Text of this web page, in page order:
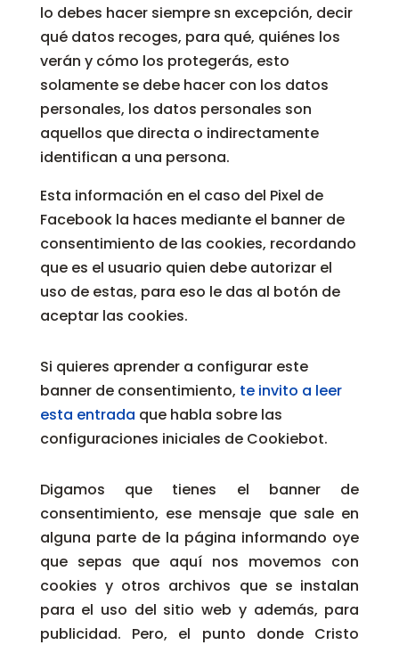
lo debes hacer siempre sn excepción, decir
qué datos recoges, para qué, quiénes los
verán y cómo los protegerás, esto
solamente se debe hacer con los datos
personales, los datos personales son
aquellos que directa o indirectamente
identifican a una persona.
Esta información en el caso del Pixel de
Facebook la haces mediante el banner de
consentimiento de las cookies, recordando
que es el usuario quien debe autorizar el
uso de estas, para eso le das al botón de
aceptar las cookies.
Si quieres aprender a configurar este
banner de consentimiento, te invito a leer
esta entrada que habla sobre las
configuraciones iniciales de Cookiebot.
Digamos que tienes el banner de
consentimiento, ese mensaje que sale en
alguna parte de la página informando oye
que sepas que aquí nos movemos con
cookies y otros archivos que se instalan
para el uso del sitio web y además, para
publicidad. Pero, el punto donde Cristo